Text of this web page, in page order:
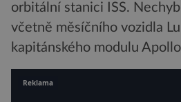
orbitální stanici ISS.
včetně měsíčního vozidla
kapitánského modulu
Reklama